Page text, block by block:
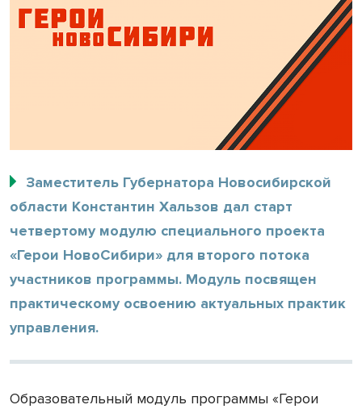
Заместитель Губернатора Новосибирской
области Константин Хальзов дал старт
четвертому модулю специального проекта
«Герои НовоСибири» для второго потока
участников программы. Модуль посвящен
практическому освоению актуальных практик
управления.
Образовательный модуль программы «Герои